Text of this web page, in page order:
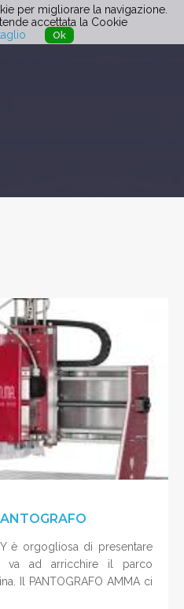
è orgogliosa di presentare
va ad arricchire il parco
Il PANTOGRAFO AMMA ci
per migliorare la navigazione.
accettata la Cookie
Ok